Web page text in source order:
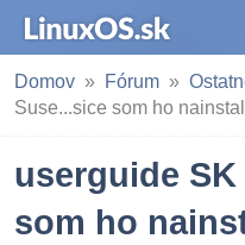
Domov Fórum
Suse...sice som ho
userguide
som ho